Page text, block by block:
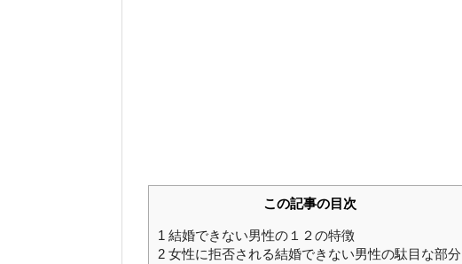
この記事の目次
1 結婚できない男性の１２の特徴
2 女性に拒否される結婚できない男性の駄目な部分